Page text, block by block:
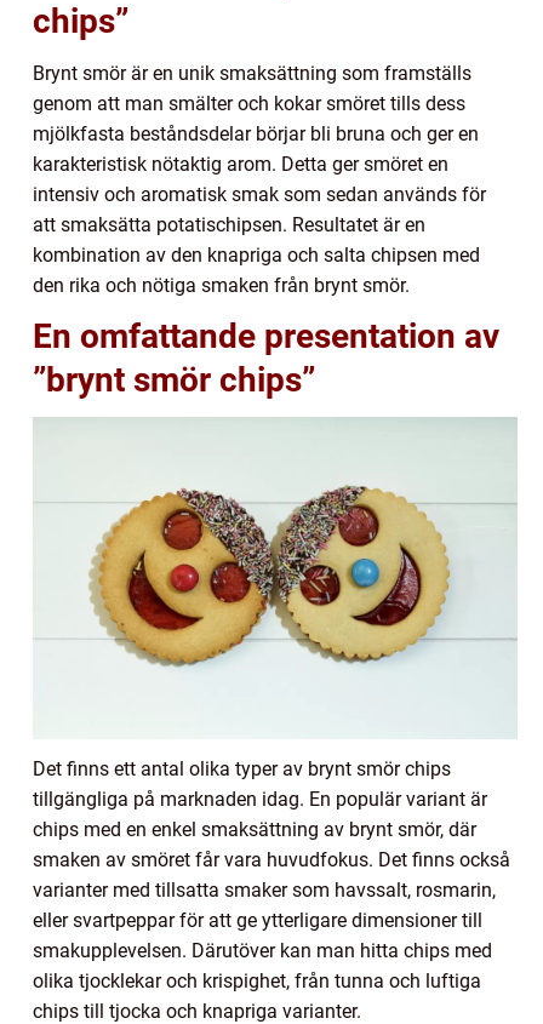
chips”
Brynt smör är en unik smaksättning som framställs
genom att man smälter och kokar smöret tills dess
mjölkfasta beståndsdelar börjar bli bruna och ger en
karakteristisk nötaktig arom. Detta ger smöret en
intensiv och aromatisk smak som sedan används för
att smaksätta potatischipsen. Resultatet är en
kombination av den knapriga och salta chipsen med
den rika och nötiga smaken från brynt smör.
En omfattande presentation av
”brynt smör chips”
Det finns ett antal olika typer av brynt smör chips
tillgängliga på marknaden idag. En populär variant är
chips med en enkel smaksättning av brynt smör, där
smaken av smöret får vara huvudfokus. Det finns också
varianter med tillsatta smaker som havssalt, rosmarin,
eller svartpeppar för att ge ytterligare dimensioner till
smakupplevelsen. Därutöver kan man hitta chips med
olika tjocklekar och krispighet, från tunna och luftiga
chips till tjocka och knapriga varianter.